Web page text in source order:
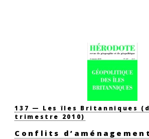
137 — Les îles Britanniques
trimestre 2010)
Conflits